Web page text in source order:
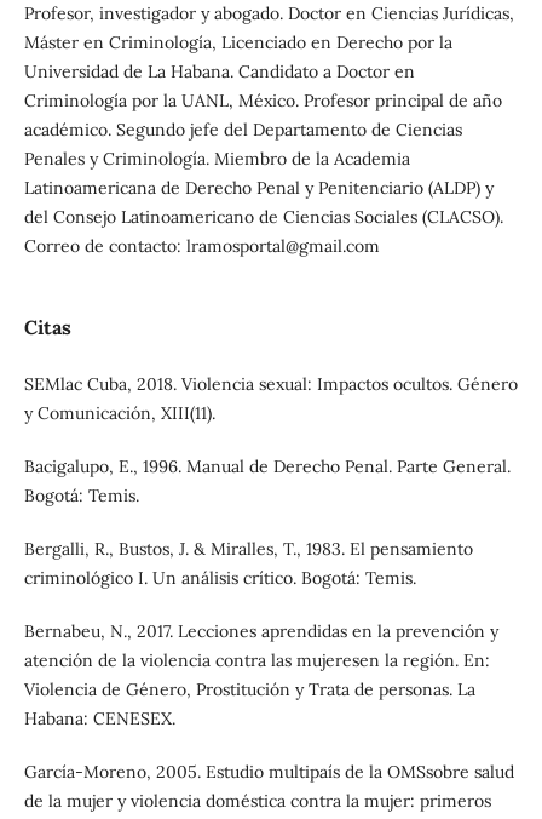
Profesor, investigador y abogado. Doctor en Ciencias Jurídicas,
Máster en Criminología, Licenciado en Derecho por la
Universidad de La Habana. Candidato a Doctor en
Criminología por la UANL, México. Profesor principal de año
académico. Segundo jefe del Departamento de Ciencias
Penales y Criminología. Miembro de la Academia
Latinoamericana de Derecho Penal y Penitenciario (ALDP) y
del Consejo Latinoamericano de Ciencias Sociales (CLACSO).
Correo de contacto: lramosportal@gmail.com
Citas
SEMlac Cuba, 2018. Violencia sexual: Impactos ocultos. Género
y Comunicación, XIII(11).
Bacigalupo, E., 1996. Manual de Derecho Penal. Parte General.
Bogotá: Temis.
Bergalli, R., Bustos, J. & Miralles, T., 1983. El pensamiento
criminológico I. Un análisis crítico. Bogotá: Temis.
Bernabeu, N., 2017. Lecciones aprendidas en la prevención y
atención de la violencia contra las mujeresen la región. En:
Violencia de Género, Prostitución y Trata de personas. La
Habana: CENESEX.
García-Moreno, 2005. Estudio multipaís de la OMSsobre salud
de la mujer y violencia doméstica contra la mujer: primeros